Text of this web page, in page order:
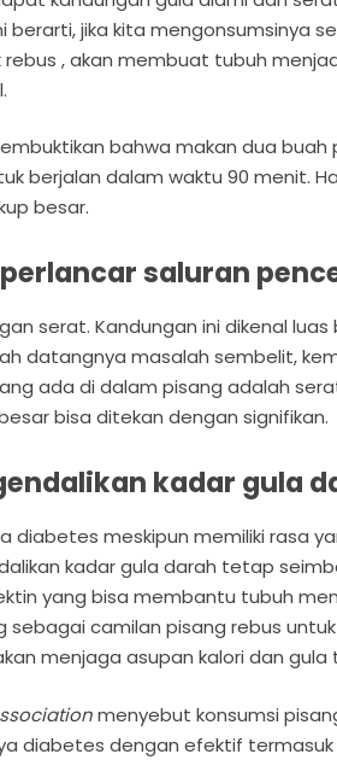
berarti, jika kita mengonsumsinya
, akan membuat tubuh
bahwa makan dua
berjalan dalam waktu 90 menit.
besar.
saluran
serat. Kandungan ini dikenal
datangnya masalah sembelit,
ada di dalam pisang adalah
bisa ditekan dengan signifikan.
kadar gula
diabetes meskipun memiliki rasa
kadar gula darah tetap
yang bisa membantu tubuh
sebagai camilan pisang rebus
menjaga asupan kalori dan gula
menyebut konsumsi
diabetes dengan efektif termasuk